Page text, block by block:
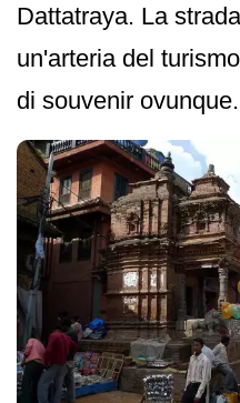
Dattatraya. La
un'arteria del
di souvenir ovunque.